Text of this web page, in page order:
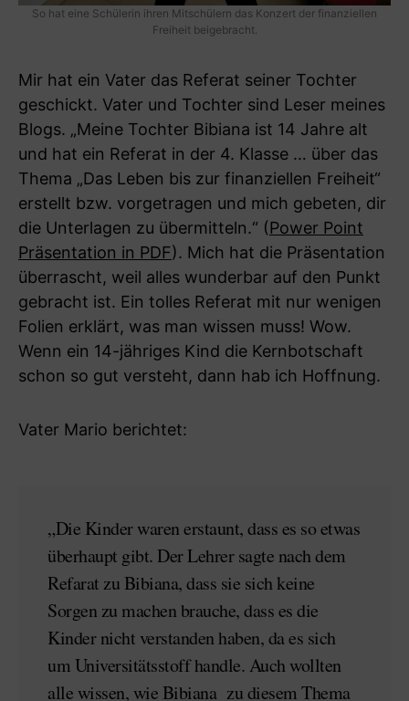
So hat eine Schülerin ihren Mitschülern das Konzert der finanziellen
Freiheit beigebracht.
Mir hat ein Vater das Referat seiner Tochter
geschickt. Vater und Tochter sind Leser meines
Blogs. „Meine Tochter Bibiana ist 14 Jahre alt
und hat ein Referat in der 4. Klasse … über das
Thema „Das Leben bis zur finanziellen Freiheit“
erstellt bzw. vorgetragen und mich gebeten, dir
die Unterlagen zu übermitteln.“ (Power Point
Präsentation in PDF). Mich hat die Präsentation
überrascht, weil alles wunderbar auf den Punkt
gebracht ist. Ein tolles Referat mit nur wenigen
Folien erklärt, was man wissen muss! Wow.
Wenn ein 14-jähriges Kind die Kernbotschaft
schon so gut versteht, dann hab ich Hoffnung.
Vater Mario berichtet:
„Die Kinder waren erstaunt, dass es so etwas
überhaupt gibt. Der Lehrer sagte nach dem
Refarat zu Bibiana, dass sie sich keine
Sorgen zu machen brauche, dass es die
Kinder nicht verstanden haben, da es sich
um Universitätsstoff handle. Auch wollten
alle wissen, wie Bibiana zu diesem Thema